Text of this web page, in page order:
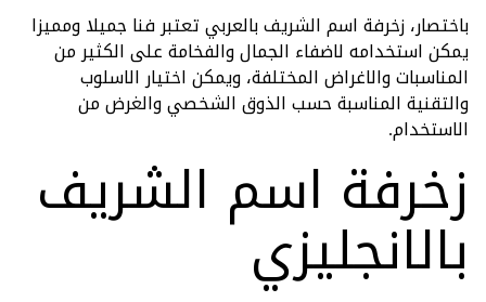
باختصار، زخرفة اسم الشريف بالعربي تعتبر فنا جميلا ومميزا
يمكن استخدامه لاضفاء الجمال والفخامة على الكثير من
المناسبات والاغراض المختلفة، ويمكن اختيار الاسلوب
والتقنية المناسبة حسب الذوق الشخصي والغرض من
الاستخدام.
زخرفة اسم الشريف
بالانجليزي